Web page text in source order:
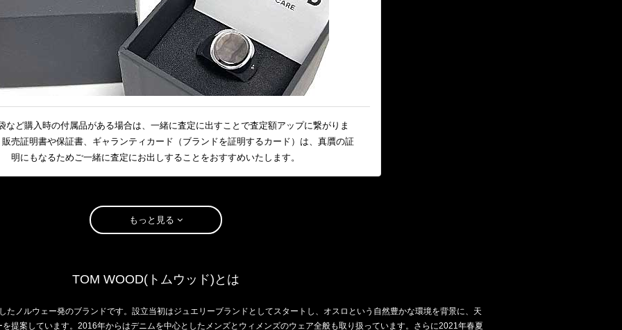
など購入時の付属品がある場合は、一緒に査定に出すことで査定額アップに繋がりま
売証明書や保証書、ギャランティカード（ブランドを証明するカード）は、真贋の証
明にもなるためご一緒に査定にお出しすることをおすすめいたします。
もっと見る
TOM WOOD(トムウッド)とは
たノルウェー発のブランドです。設立当初はジュエリーブランドとしてスタートし、オスロという自然豊かな環境を背景に、天
提案しています。2016年からはデニムを中心としたメンズとウィメンズのウェア全般も取り扱っています。さらに2021年春夏